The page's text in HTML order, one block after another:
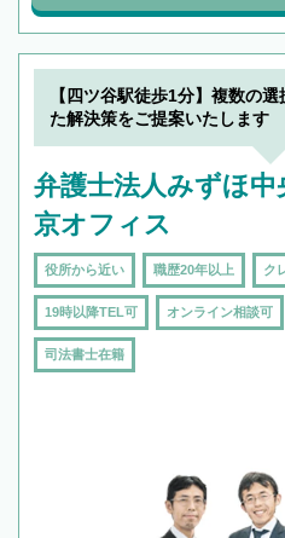
【四ツ谷駅徒歩1分】複数の
た解決策をご提案いたします
弁護士法人みずほ
京オフィス
役所から近い 職歴20年以上 ク
19時以降TEL可 オンライン相談可
司法書士在籍